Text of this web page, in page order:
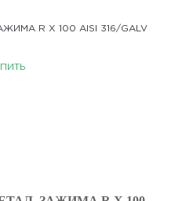
R X 100 AISI 316/GALV